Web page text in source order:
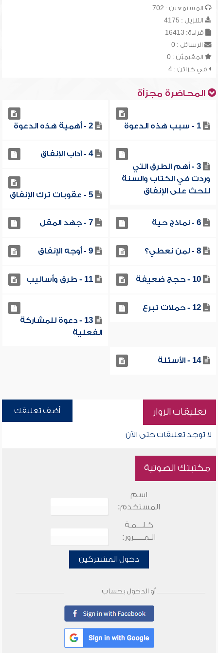
المستمعين : 702
التنزيل : 4175
قراءة: 16413
الرسائل : 0
المقيميّن : 0
في خزائن : 4
المحاضرة مجزأة
1 - سبب هذه الدعوة 2 - أهمية هذه الدعوة
3 - أهم الطرق التي
وردت في الكتاب والسنة
للحث على الإنفاق
4 - آداب الإنفاق
5 - عقوبات ترك الإنفاق
6 - نماذج حية 7 - جهد المقل
8 - لمن نعطي؟ 9 - أوجه الإنفاق
10 - حجج ضعيفة 11 - طرق وأساليب
12 - حملات تبرع
13 - دعوة للمشاركة
الفعلية
14 - الأسئلة
تعليقات الزوار أضف تعليقك
لا توجد تعليقات حتى الآن
مكتبتك الصوتية
اسم
المستخدم:
كـلـــمـة
الـمـــــرور:
دخول المشتركين
أو الدخول بحساب